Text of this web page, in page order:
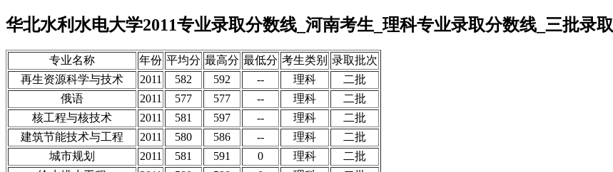
华北水利水电大学2011专业录取分数线_河南考生_理科专业录取分数线_三批录取
专业名称 年份 平均分 最高分 最低分 考生类别 录取批次
再生资源科学与技术
2011 582 592 -- 理科
二批
俄语
2011 577 577 -- 理科
二批
核工程与核技术
2011 581 597 -- 理科
二批
建筑节能技术与工程
2011 580 586 -- 理科
二批
城市规划
2011 581 591 0 理科
二批